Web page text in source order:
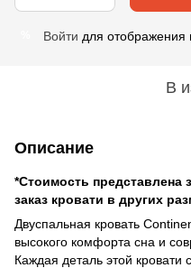
Войти для отображения
В
Описание
*Стоимость представлена
заказ кровати в других
Двуспальная кровать
высокого комфорта сна и
Каждая деталь этой кровати